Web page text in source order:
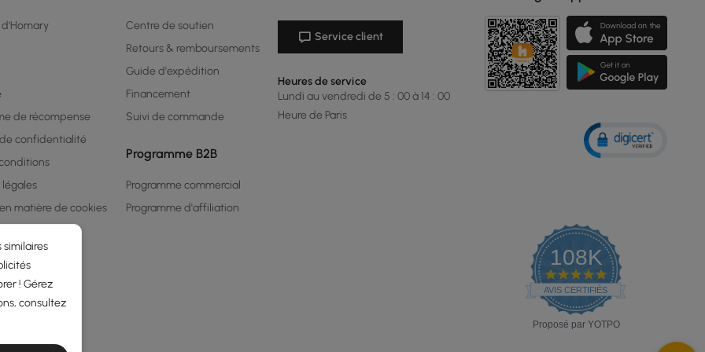
de récompense
confidentialité
légales
matière de cookies
Centre de soutien
Retours & remboursements
Guide d'expédition
Financement
Suivi de commande
Programme B2B
Programme commercial
Programme d'affiliation
Service client
Heures de service
Lundi au vendredi de 5 : 00 à 14 : 00
Heure de Paris
108K
4.9
star
rating
AVIS CERTIFIÉS
Proposé par YOTPO
! Gérez
consultez